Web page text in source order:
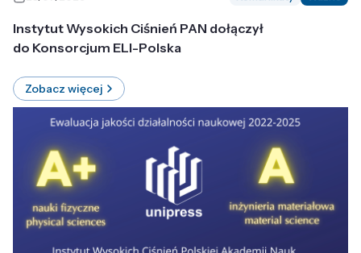
Instytut Wysokich Ciśnień PAN dołączył
do Konsorcjum ELI-Polska
Zobacz więcej